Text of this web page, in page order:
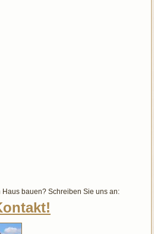
Haus bauen? Schreiben Sie uns an: